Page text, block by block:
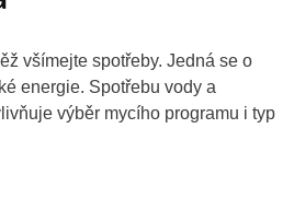
všímejte spotřeby. Jedná se o
energie. Spotřebu vody a
výběr mycího programu i typ